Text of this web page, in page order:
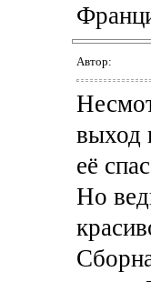
Автор:
выход
её
Но